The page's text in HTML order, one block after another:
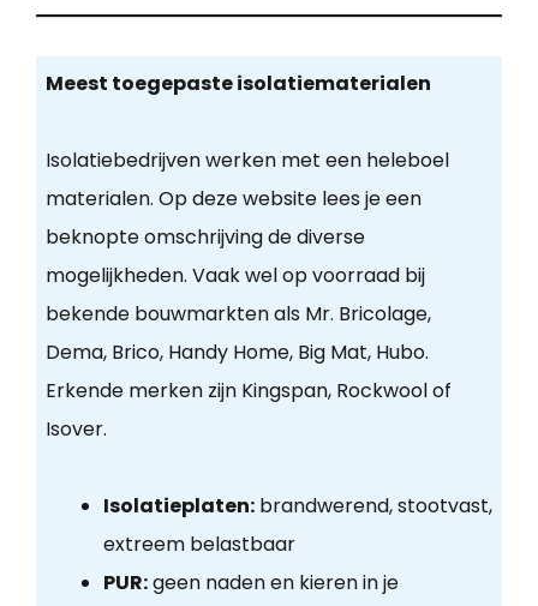
Meest toegepaste isolatiematerialen
Isolatiebedrijven werken met een heleboel
materialen. Op deze website lees je een
beknopte omschrijving de diverse
mogelijkheden. Vaak wel op voorraad bij
bekende bouwmarkten als Mr. Bricolage,
Dema, Brico, Handy Home, Big Mat, Hubo.
Erkende merken zijn Kingspan, Rockwool of
Isover.
Isolatieplaten:brandwerend, stootvast,
extreem belastbaar
PUR:geen naden en kieren in je